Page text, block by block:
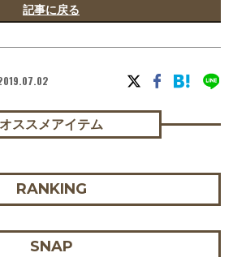
記事に戻る
オススメアイテム
RANKING
SNAP